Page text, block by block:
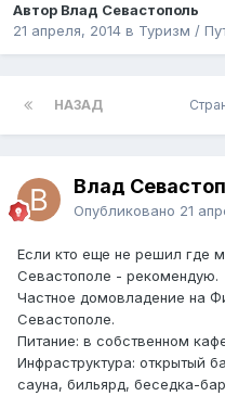
Автор Влад Севастополь
21 апреля, 2014 в Туризм /
НАЗАД
Влад
Опубликовано 21
Если кто еще не решил где
Севастополе - рекомендую.
Частное домовладение на
Севастополе.
Питание: в собственном
Инфраструктура: открытый
сауна, бильярд, беседка-